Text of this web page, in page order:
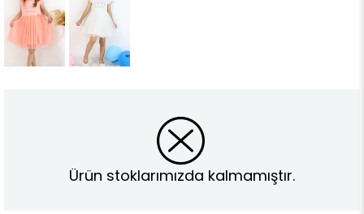
Ürün stoklarımızda kalmamıştır.